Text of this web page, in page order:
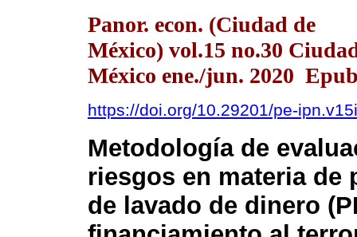
Panor. econ. (Ciudad de
México) vol.15 no.30
México ene./jun. 2020
https://doi.org/10.29201/pe-
Metodología de
riesgos en materia de
de lavado de dinero